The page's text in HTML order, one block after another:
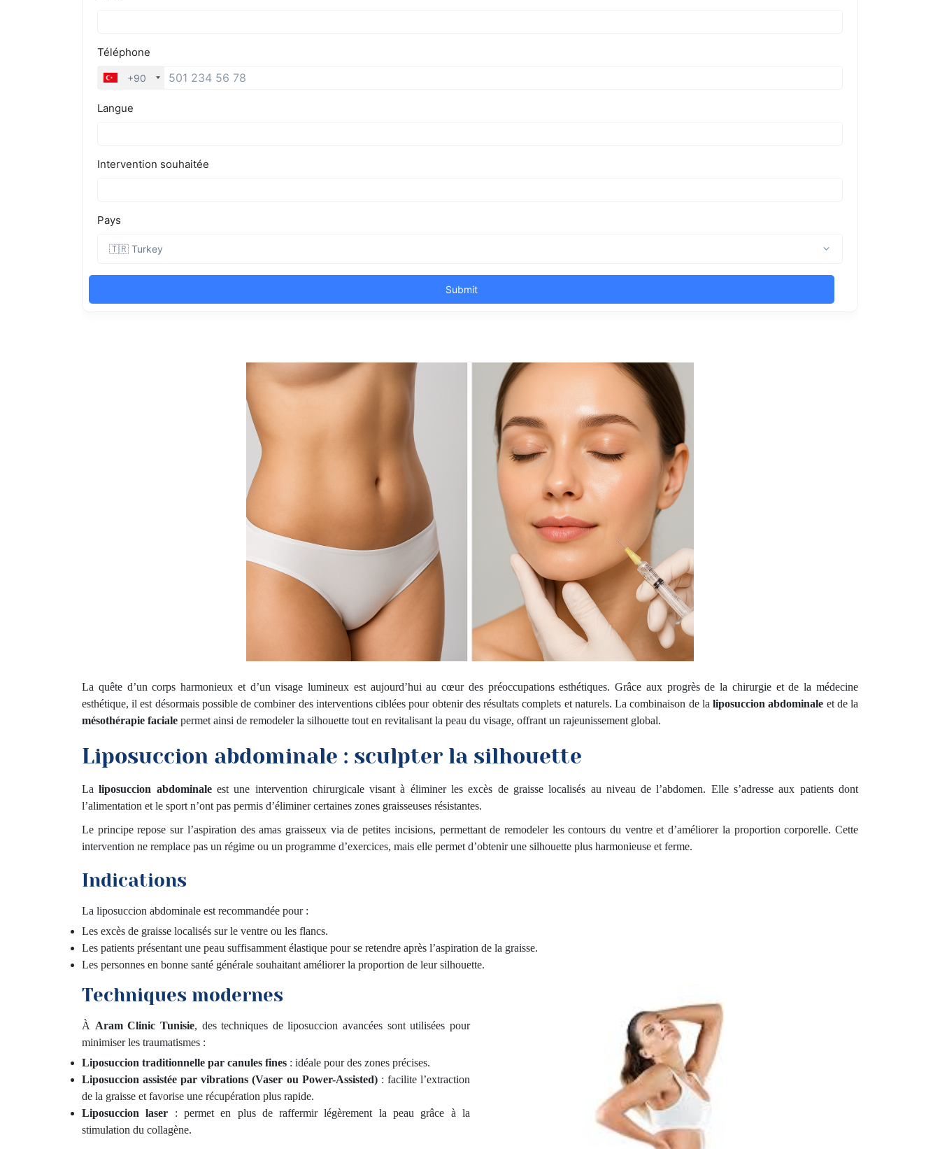
La quête d’un corps harmonieux et d’un visage lumineux est aujourd’hui au cœur des préoccupations esthétiques. Grâce aux progrès de la chirurgie et de la médecine
esthétique, il est désormais possible de combiner des interventions ciblées pour obtenir des résultats complets et naturels. La combinaison de laliposuccion abdominale et de la
mésothérapie faciale permet ainsi de remodeler la silhouette tout en revitalisant la peau du visage, offrant un rajeunissement global.
Liposuccion abdominale : sculpter la silhouette
Laliposuccion abdominaleest une intervention chirurgicale visant à éliminer les excès de graisse localisés au niveau de l’abdomen. Elle s’adresse aux patients dont
l’alimentation et le sport n’ont pas permis d’éliminer certaines zones graisseuses résistantes.
Le principe repose sur l’aspiration des amas graisseux via de petites incisions, permettant de remodeler les contours du ventre et d’améliorer la proportion corporelle. Cette
intervention ne remplace pas un régime ou un programme d’exercices, mais elle permet d’obtenir une silhouette plus harmonieuse et ferme.
Indications
La liposuccion abdominale est recommandée pour :
Les excès de graisse localisés sur le ventre ou les flancs.
Les patients présentant une peau suffisamment élastique pour se retendre après l’aspiration de la graisse.
Les personnes en bonne santé générale souhaitant améliorer la proportion de leur silhouette.
Techniques modernes
À Aram Clinic Tunisie, des techniques de liposuccion avancées sont utilisées pour
minimiser les traumatismes :
Liposuccion traditionnelle par canules fines : idéale pour des zones précises.
Liposuccion assistée par vibrations (Vaser ou Power-Assisted): facilite l’extraction
de la graisse et favorise une récupération plus rapide.
Liposuccion laser : permet en plus de raffermir légèrement la peau grâce à la
stimulation du collagène.